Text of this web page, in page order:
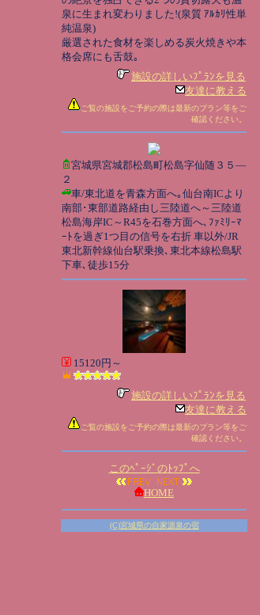
泉に生まれ変わりました!(泉質 ｱﾙｶﾘ性単
純温泉)
厳選された食材を楽しめる炭火焼きや本
格会席にも舌鼓｡
施設の詳しいﾌﾟﾗﾝを見る
友達に教える
ご覧の施設をご予約の際は最新のプラン等をご
確認ください。
宮城県宮城郡松島町松島字仙随３５―
２
車/東北道を青森方面へ｡仙台南ICより
南部･東部道路経由し三陸道へ～三陸道
松島海岸IC～R45を石巻方面へ､ﾌｧﾐﾘｰﾏ
ｰﾄを過ぎ1つ目の信号を右折 車以外/JR
東北新幹線仙台駅乗換､東北本線松島駅
下車､徒歩15分
15120円～
施設の詳しいﾌﾟﾗﾝを見る
友達に教える
ご覧の施設をご予約の際は最新のプラン等をご
確認ください。
このﾍﾟｰｼﾞのﾄｯﾌﾟへ
HOME
(C)宮城県の自家源泉の宿